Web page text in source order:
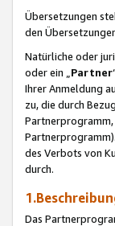
Übersetzungen
den
Natürliche oder
oder ein „Partner
Ihrer Anmeldung
zu, die durch
des Verbots von
durch.
Das